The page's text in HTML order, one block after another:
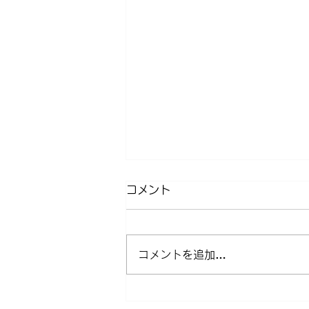
近所クルージング
コメント
コメントを追加…